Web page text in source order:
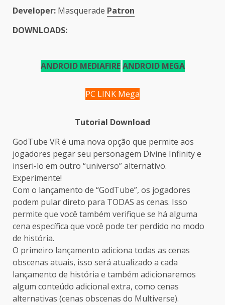
Developer: Masquerade Patron
DOWNLOADS:
ANDROID MEDIAFIRE ANDROID MEGA
PC LINK Mega
Tutorial Download
GodTube VR é uma nova opção que permite aos
jogadores pegar seu personagem Divine Infinity e
inseri-lo em outro “universo” alternativo.
Experimente!
Com o lançamento de “GodTube”, os jogadores
podem pular direto para TODAS as cenas. Isso
permite que você também verifique se há alguma
cena específica que você pode ter perdido no modo
de história.
O primeiro lançamento adiciona todas as cenas
obscenas atuais, isso será atualizado a cada
lançamento de história e também adicionaremos
algum conteúdo adicional extra, como cenas
alternativas (cenas obscenas do Multiverse).